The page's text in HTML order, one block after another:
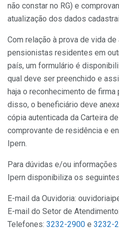
não constar no RG) e
atualização dos dados
Com relação à prova de vida
pensionistas residentes em
país, um formulário é
qual deve ser preenchido e
haja o reconhecimento de firma
disso, o beneficiário deve
cópia autenticada da Carteira
comprovante de residência e
Ipern.
Para dúvidas e/ou
Ipern disponibiliza os
E-mail da Ouvidoria:
E-mail do Setor de
Telefones: 3232-2900 e 3232-